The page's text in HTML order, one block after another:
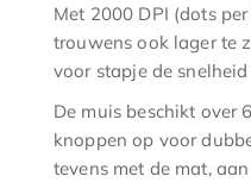
Met 2000 DPI (dots
trouwens ook lager te
voor stapje de
De muis beschikt over
knoppen op voor
tevens met de mat,